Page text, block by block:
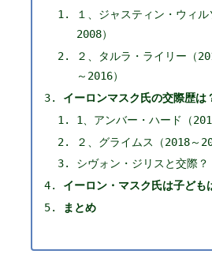
１、ジャスティン・ウィル
2008）
２、タルラ・ライリー（
～2016）
イーロンマスク氏の交際歴は
1、アンバー・ハード（
２、グライムス（2018～
シヴォン・ジリスと交際？
イーロン・マスク氏は子ども
まとめ